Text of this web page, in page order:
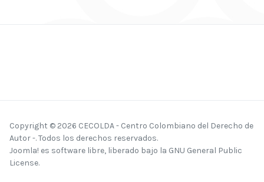
Copyright © 2026 CECOLDA - Centro Colombiano del Derecho de
Autor -. Todos los derechos reservados.
Joomla! es software libre, liberado bajo la GNU General Public
License.